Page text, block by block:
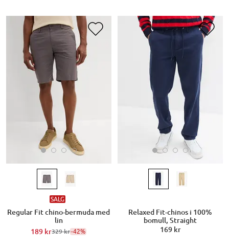
SALG
Regular Fit chino-bermuda med
lin
189 kr329 kr-42%
Relaxed Fit-chinos i 100%
bomull, Straight
169 kr